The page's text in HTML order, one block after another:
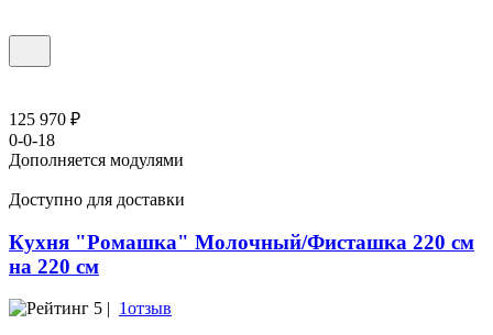
125 970 ₽
0-0-18
Дополняется модулями
Доступно для доставки
Кухня "Ромашка" Молочный/Фисташка 220 см
на 220 см
5 | 1отзыв